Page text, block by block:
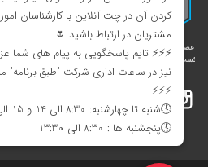
اینستاگرام